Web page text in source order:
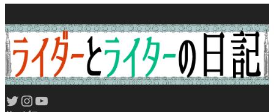
Twitter Instagram YouTube